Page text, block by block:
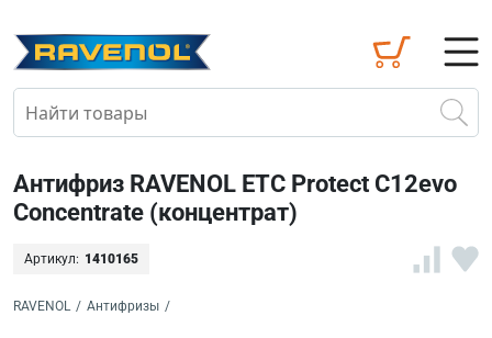
Антифриз RAVENOL ETC Protect C12evo
Concentrate (концентрат)
Артикул: 1410165
RAVENOL / Антифризы /